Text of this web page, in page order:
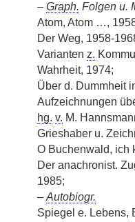
– Graph. Folgen u.
Atom, Atom …,
Der Weg, 1958-
Varianten z.
Wahrheit, 1974;
Über d. Dummheit
Aufzeichnungen
hg. v. M.
Grieshaber u.
O Buchenwald, ich
Der anachronist.
1985;
– Autobiogr.
Spiegel e. Lebens,